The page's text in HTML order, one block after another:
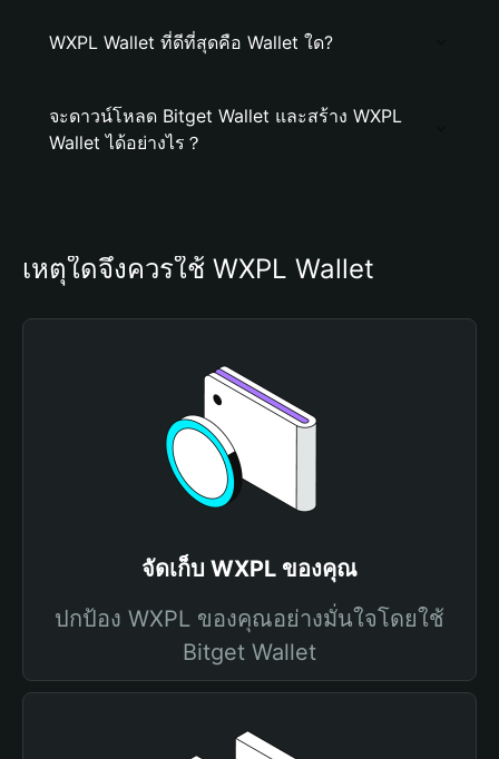
WXPL Wallet ที่ดีที่สุดคือ Wallet ใด?
จะดาวน์โหลด Bitget Wallet และสร้าง WXPL
Wallet ได้อย่างไร？
เหตุใดจึงควรใช้ WXPL Wallet
จัดเก็บ WXPL ของคุณ
ปกป้อง WXPL ของคุณอย่างมั่นใจโดยใช้
Bitget Wallet